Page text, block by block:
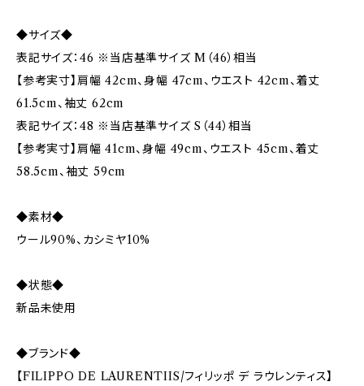
◆サイズ◆
表記サイズ：46 ※当店基準サイズ M（46）相当
【参考実寸】肩幅 42cm、身幅 47cm、ウエスト 42cm、着丈
61.5cm、袖丈 62cm
表記サイズ：48 ※当店基準サイズ S（44）相当
【参考実寸】肩幅 41cm、身幅 49cm、ウエスト 45cm、着丈
58.5cm、袖丈 59cm
◆素材◆
ウール90%、カシミヤ10%
◆状態◆
新品未使用
◆ブランド◆
【FILIPPO DE LAURENTIIS/フィリッポ デ ラウレンティス】